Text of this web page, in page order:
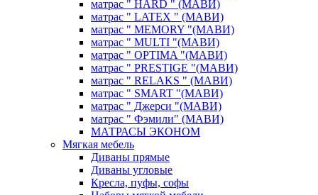
матрас " HARD " (МАВИ)
матрас " LATEX " (МАВИ)
матрас " MEMORY "(МАВИ)
матрас " MULTI "(МАВИ)
матрас " OPTIMA "(МАВИ)
матрас " PRESTIGE "(МАВИ)
матрас " RELAKS " (МАВИ)
матрас " SMART "(МАВИ)
матрас " Джерси "(МАВИ)
матрас " Фэмили" (МАВИ)
МАТРАСЫ ЭКОНОМ
Мягкая мебель
Диваны прямые
Диваны угловые
Кресла, пуфы, софы